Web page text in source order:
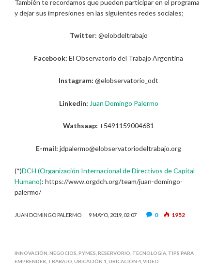
También te recordamos que pueden participar en el programa
y dejar sus impresiones en las siguientes redes sociales;
Twitter: @elobdeltrabajo
Facebook: El Observatorio del Trabajo Argentina
Instagram: @elobservatorio_odt
Linkedin: Juan Domingo Palermo
Wathsaap: +5491159004681
E-mail: jdpalermo@elobservatoriodeltrabajo.org
(*)DCH (Organización Internacional de Directivos de Capital
Humano): https://www.orgdch.org/team/juan-domingo-
palermo/
JUAN DOMINGO PALERMO 9 MAYO, 2019, 02:07 0 1952
INNOVACIÓN NEGOCIOS PYMES RESERVORIO TECNOLOGÍA TIPS PARA
EMPRENDER TRABAJO UBICACIÓN 1 UBICACIÓN 4 VIDEO